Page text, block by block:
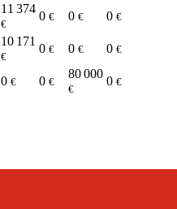
11 374
€
0 € 0 € 0 €
10 171
€
0 € 0 € 0 €
0 € 0 €
80 000
€
0 €